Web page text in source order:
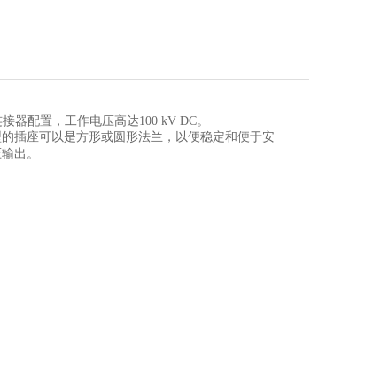
器配置，工作电压高达100 kV DC。
插座可以是方形或圆形法兰，以便稳定和便于安
出。